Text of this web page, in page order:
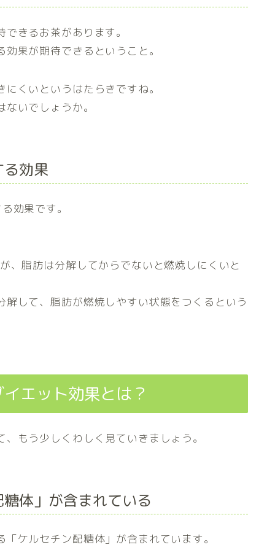
きるお茶があります。
果が期待できるということ。
くいというはたらきですね。
いでしょうか。
効果
効果です。
、脂肪は分解してからでないと燃焼しにくいと
して、脂肪が燃焼しやすい状態をつくるという
エット効果とは？
もう少しくわしく見ていきましょう。
体」が含まれている
ケルセチン配糖体」が含まれています。